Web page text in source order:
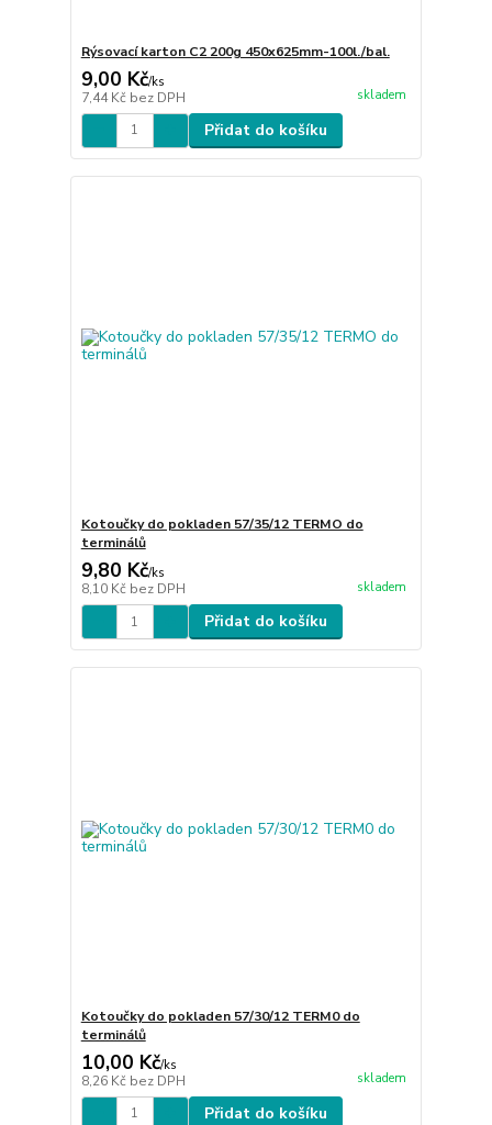
Rýsovací karton C2 200g 450x625mm-100l./bal.
9,00 Kč/ks
7,44 Kč bez DPH skladem
Přidat do košíku
Kotoučky do pokladen 57/35/12 TERMO do
terminálů
9,80 Kč/ks
8,10 Kč bez DPH skladem
Přidat do košíku
Kotoučky do pokladen 57/30/12 TERM0 do
terminálů
10,00 Kč/ks
8,26 Kč bez DPH skladem
Přidat do košíku